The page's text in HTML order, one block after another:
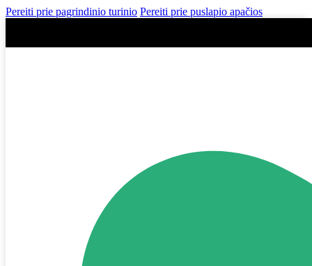
Pereiti prie pagrindinio turinio Pereiti prie puslapio apačios